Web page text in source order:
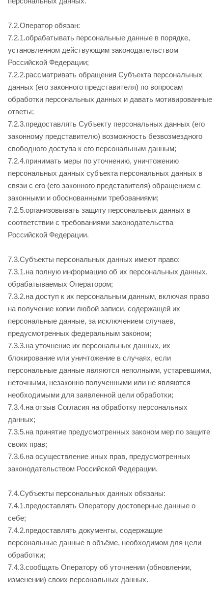
7.2.Оператор обязан:
7.2.1.обрабатывать персональные данные в порядке,
установленном действующим законодательством
Российской Федерации;
7.2.2.рассматривать обращения Субъекта персональных
данных (его законного представителя) по вопросам
обработки персональных данных и давать мотивированные
ответы;
7.2.3.предоставлять Субъекту персональных данных (его
законному представителю) возможность безвозмездного
свободного доступа к его персональным данным;
7.2.4.принимать меры по уточнению, уничтожению
персональных данных субъекта персональных данных в
связи с его (его законного представителя) обращением с
законными и обоснованными требованиями;
7.2.5.организовывать защиту персональных данных в
соответствии с требованиями законодательства
Российской Федерации.
7.3.Субъекты персональных данных имеют право:
7.3.1.на полную информацию об их персональных данных,
обрабатываемых Оператором;
7.3.2.на доступ к их персональным данным, включая право
на получение копии любой записи, содержащей их
персональные данные, за исключением случаев,
предусмотренных федеральным законом;
7.3.3.на уточнение их персональных данных, их
блокирование или уничтожение в случаях, если
персональные данные являются неполными, устаревшими,
неточными, незаконно полученными или не являются
необходимыми для заявленной цели обработки;
7.3.4.на отзыв Согласия на обработку персональных
данных;
7.3.5.на принятие предусмотренных законом мер по защите
своих прав;
7.3.6.на осуществление иных прав, предусмотренных
законодательством Российской Федерации.
7.4.Субъекты персональных данных обязаны:
7.4.1.предоставлять Оператору достоверные данные о
себе;
7.4.2.предоставлять документы, содержащие
персональные данные в объёме, необходимом для цели
обработки;
7.4.3.сообщать Оператору об уточнении (обновлении,
изменении) своих персональных данных.